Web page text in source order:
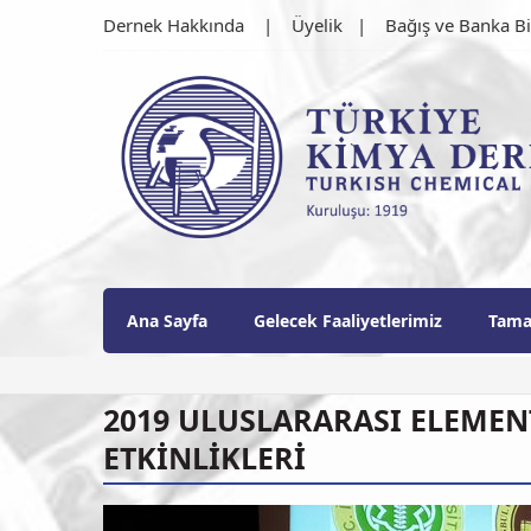
Dernek Hakkında Üyelik Bağış ve Banka
Türkiye Kimya
Ana Sayfa Gelecek Faaliyetlerimiz
DERNEK BAŞKANIMIZ SAYIN PROF.
EDİLDİ
December 15, 2025
2019 ULUSLARARASI
ETKİNLİKLERİ